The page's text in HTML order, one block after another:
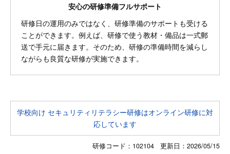
安心の研修準備フルサポート
研修日の運用のみではなく、研修準備のサポートも受ける
ことができます。例えば、研修で使う教材・備品は一式郵
送で手元に届きます。そのため、研修の準備時間を減らし
ながらも良質な研修が実施できます。
学校向け セキュリティリテラシー研修はオンライン研修に対
応しています
研修コード：102104 更新日： 2026/05/15